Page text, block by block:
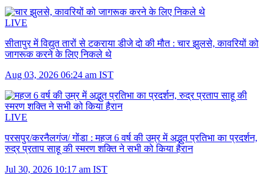
LIVE
सीतापुर में विद्युत तारों से टकराया डीजे दो की मौत : चार झुलसे, कावरियों को
जागरूक करने के लिए निकले थे
Aug 03, 2026 06:24 am IST
LIVE
परसपुर/करनैलगंज/ गोंडा : महज 6 वर्ष की उम्र में अद्भुत प्रतिभा का प्रदर्शन,
रुद्र प्रताप साहू की स्मरण शक्ति ने सभी को किया हैरान
Jul 30, 2026 10:17 am IST